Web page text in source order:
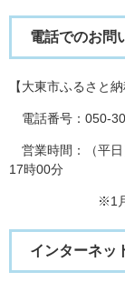
電話でのお問
【大東市ふるさと
電話番号：050-
営業時間：（平日
17時00分
※1月1日～1
インターネッ